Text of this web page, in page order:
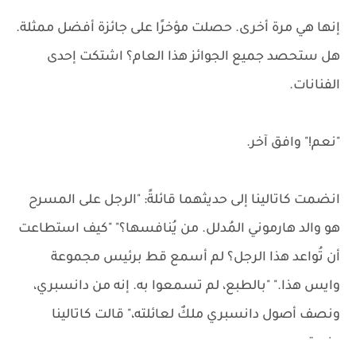
إنها هي مرة أخرى. حصلت مؤخرًا على جائزة أفضل ممثلة.
هل ستحصد جميع الجوائز هذا العام؟ اشتكت إحدى
الفنانات.
"نعم!" وافق آخر.
انضمت كاتالينا إلى حديثهما قائلةً: "الرجل على المسرح
هو والد هارموني المُدلل. من يُنافسها؟" "كيف استطاعت
أن تُواعد هذا الرجل؟ لم أسمع قط برئيس مجموعة
وايس هذا." "بالطبع، لم تسمعوا به. إنه من دانسبري،
ونصف أصول دانسبري ملكٌ لعائلته،" قالت كاتالينا